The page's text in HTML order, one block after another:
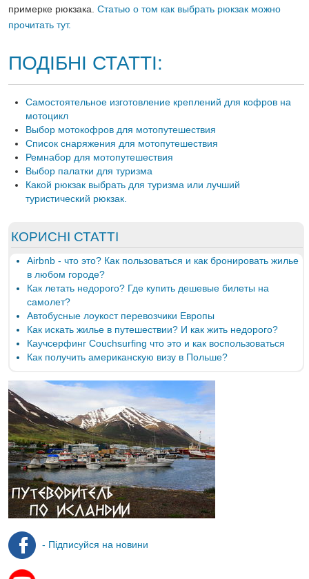
примерке рюкзака. Статью о том как выбрать рюкзак можно
прочитать тут.
ПОДІБНІ СТАТТІ:
Самостоятельное изготовление креплений для кофров на
мотоцикл
Выбор мотокофров для мотопутешествия
Список снаряжения для мотопутешествия
Ремнабор для мотопутешествия
Выбор палатки для туризма
Какой рюкзак выбрать для туризма или лучший
туристический рюкзак.
КОРИСНІ СТАТТІ
Airbnb - что это? Как пользоваться и как бронировать жилье
в любом городе?
Как летать недорого? Где купить дешевые билеты на
самолет?
Автобусные лоукост перевозчики Европы
Как искать жилье в путешествии? И как жить недорого?
Каучсерфинг Couchsurfing что это и как воспользоваться
Как получить американскую визу в Польше?
- Підписуйся на новини